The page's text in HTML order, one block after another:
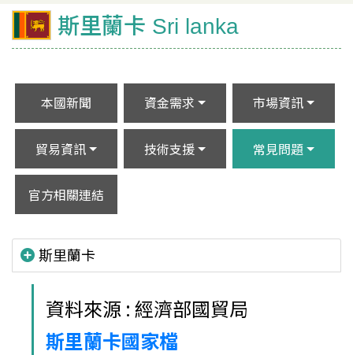
斯里蘭卡 Sri lanka
本國新聞 資金需求 市場資訊
貿易資訊 技術支援 常見問題
官方相關連結
斯里蘭卡
資料來源 : 經濟部國貿局
斯里蘭卡國家檔